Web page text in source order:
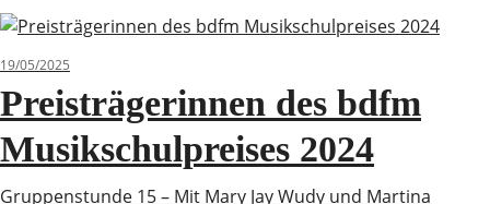
19/05/2025
Preisträgerinnen des bdfm
Musikschulpreises 2024
Gruppenstunde 15 – Mit Mary Jay Wudy und Martina